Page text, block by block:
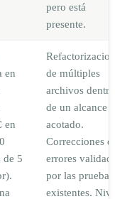
pero está
presente.
en
en
de 5
de múltiples
archivos dentro
de un alcance
acotado.
Correcciones
errores
por las pruebas
existentes.